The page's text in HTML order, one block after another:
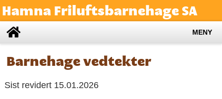
Hamna Friluftsbarnehage SA
MENY
Barnehage vedtekter
Sist revidert 15.01.2026